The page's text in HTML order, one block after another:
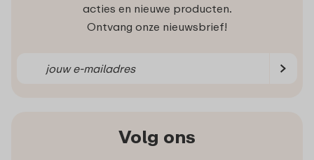
acties en nieuwe producten.
Ontvang onze nieuwsbrief!
Volg ons